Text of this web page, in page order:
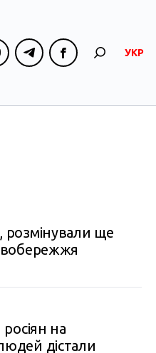
УКР
ще
на
дістали